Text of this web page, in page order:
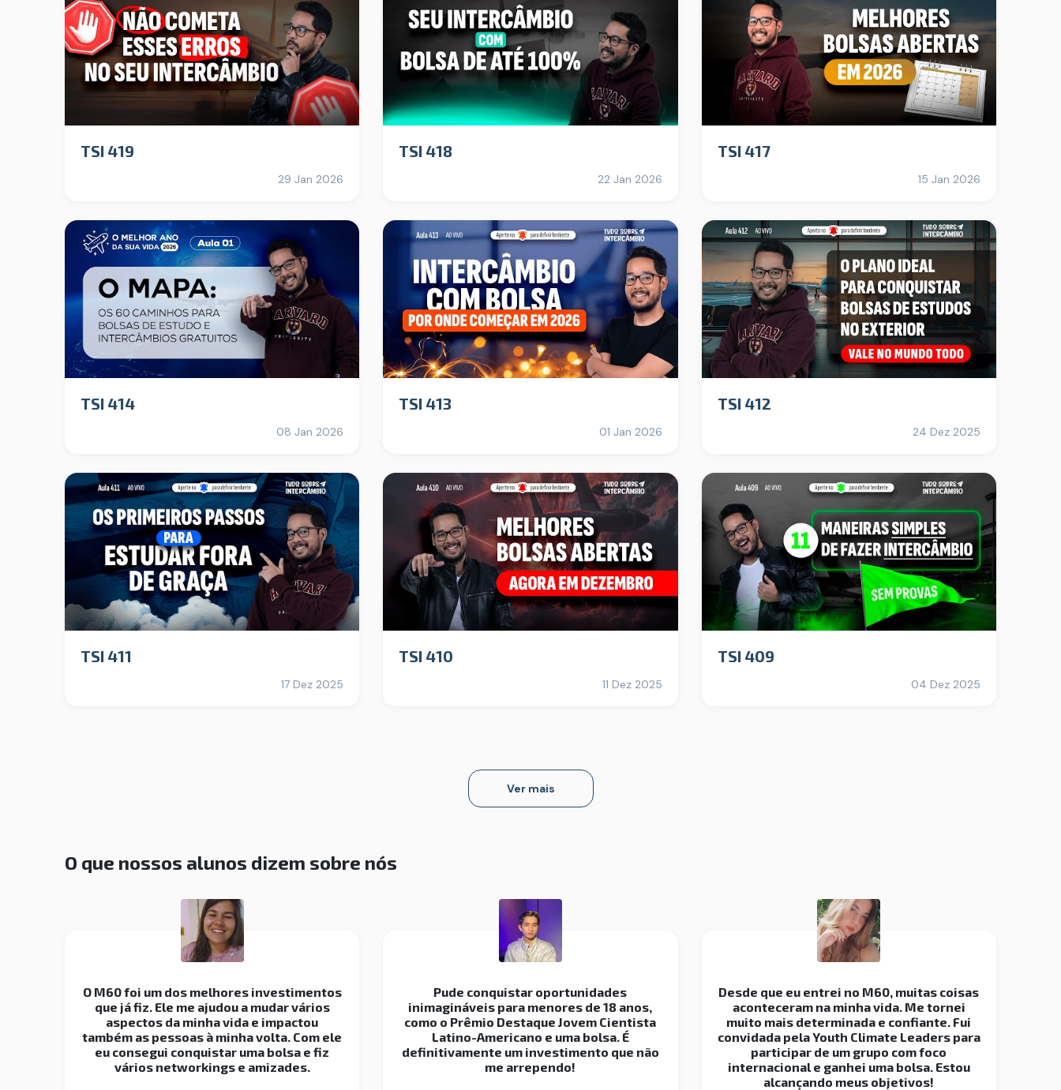
TSI 419
29 Jan 2026
TSI 418
22 Jan 2026
TSI 417
15 Jan 2026
TSI 414
08 Jan 2026
TSI 413
01 Jan 2026
TSI 412
24 Dez 2025
TSI 411
17 Dez 2025
TSI 410
11 Dez 2025
TSI 409
04 Dez 2025
Ver mais
O que nossos alunos dizem sobre nós
O M60 foi um dos melhores investimentos
que já fiz. Ele me ajudou a mudar vários
aspectos da minha vida e impactou
também as pessoas à minha volta. Com ele
eu consegui conquistar uma bolsa e fiz
vários networkings e amizades.
Pude conquistar oportunidades
inimagináveis para menores de 18 anos,
como o Prêmio Destaque Jovem Cientista
Latino-Americano e uma bolsa. É
definitivamente um investimento que não
me arrependo!
Desde que eu entrei no M60, muitas coisas
aconteceram na minha vida. Me tornei
muito mais determinada e confiante. Fui
convidada pela Youth Climate Leaders para
participar de um grupo com foco
internacional e ganhei uma bolsa. Estou
alcançando meus objetivos!